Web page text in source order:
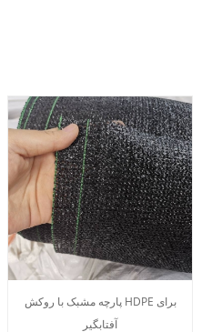
پارچه مشبک با روکش HDPE برای
آفتابگیر